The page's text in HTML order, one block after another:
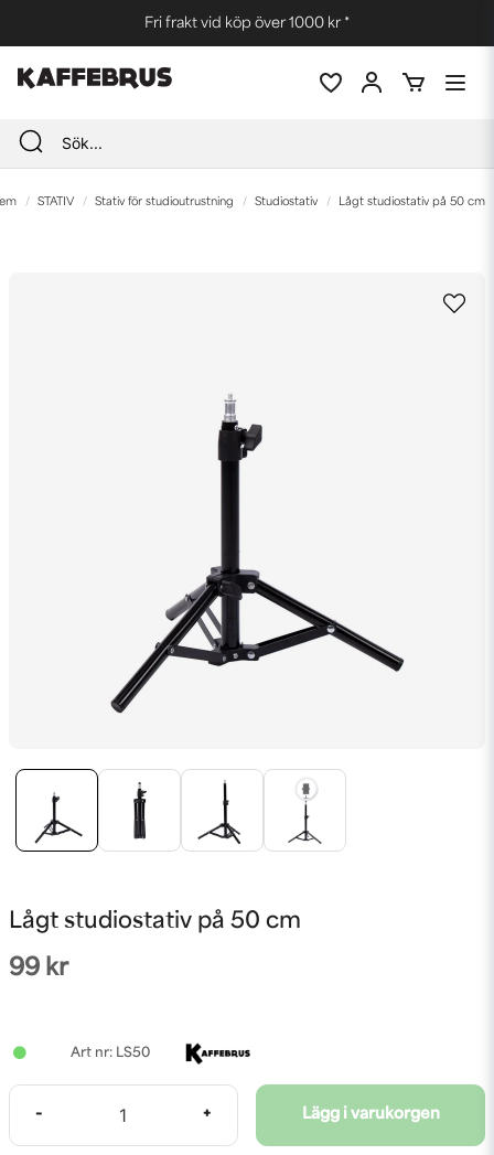
Fri frakt vid köp över 1000 kr *
STATIV Stativ för studioutrustning Studiostativ Lågt studiostativ på 50 cm
Lågt studiostativ på 50 cm
99 kr
LS50
- + Lägg i varukorgen